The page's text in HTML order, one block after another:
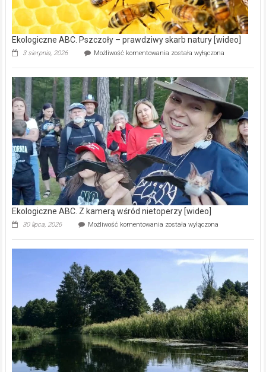
ścieków
[wideo]
Ekologiczne ABC. Pszczoły – prawdziwy skarb natury [wideo]
3 sierpnia, 2026 Możliwość komentowania Ekologiczne
–
prawdziwy
skarb
natury
[wideo]
została wyłączona
Ekologiczne ABC. Z kamerą wśród nietoperzy [wideo]
30 lipca, 2026 Możliwość komentowania Ekologiczne
kamerą
wśród
została wyłączona